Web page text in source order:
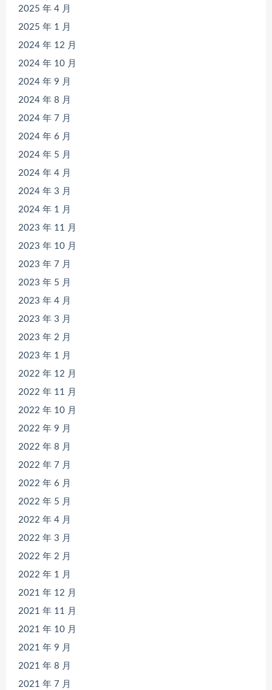
2025 年 4 月
2025 年 1 月
2024 年 12 月
2024 年 10 月
2024 年 9 月
2024 年 8 月
2024 年 7 月
2024 年 6 月
2024 年 5 月
2024 年 4 月
2024 年 3 月
2024 年 1 月
2023 年 11 月
2023 年 10 月
2023 年 7 月
2023 年 5 月
2023 年 4 月
2023 年 3 月
2023 年 2 月
2023 年 1 月
2022 年 12 月
2022 年 11 月
2022 年 10 月
2022 年 9 月
2022 年 8 月
2022 年 7 月
2022 年 6 月
2022 年 5 月
2022 年 4 月
2022 年 3 月
2022 年 2 月
2022 年 1 月
2021 年 12 月
2021 年 11 月
2021 年 10 月
2021 年 9 月
2021 年 8 月
2021 年 7 月